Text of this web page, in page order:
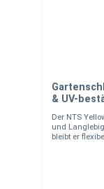
& UV-
Der NTS
und
bleibt er